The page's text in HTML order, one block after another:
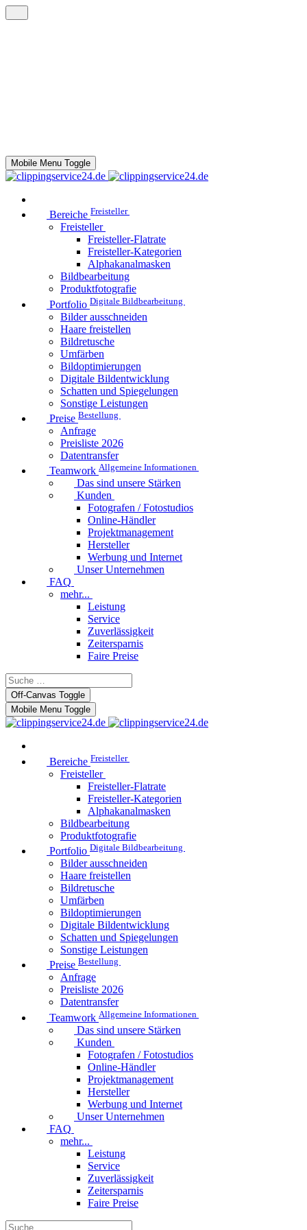
Mobile Menu Toggle
Bereiche Freisteller
Freisteller
Freisteller-Flatrate
Freisteller-Kategorien
Alphakanalmasken
Bildbearbeitung
Produktfotografie
Portfolio Digitale Bildbearbeitung
Bilder ausschneiden
Haare freistellen
Bildretusche
Umfärben
Bildoptimierungen
Digitale Bildentwicklung
Schatten und Spiegelungen
Sonstige Leistungen
Preise Bestellung
Anfrage
Preisliste 2026
Datentransfer
Teamwork Allgemeine Informationen
Das sind unsere Stärken
Kunden
Fotografen / Fotostudios
Online-Händler
Projektmanagement
Hersteller
Werbung und Internet
Unser Unternehmen
FAQ
mehr...
Leistung
Service
Zuverlässigkeit
Zeitersparnis
Faire Preise
Off-Canvas Toggle
Mobile Menu Toggle
Bereiche Freisteller
Freisteller
Freisteller-Flatrate
Freisteller-Kategorien
Alphakanalmasken
Bildbearbeitung
Produktfotografie
Portfolio Digitale Bildbearbeitung
Bilder ausschneiden
Haare freistellen
Bildretusche
Umfärben
Bildoptimierungen
Digitale Bildentwicklung
Schatten und Spiegelungen
Sonstige Leistungen
Preise Bestellung
Anfrage
Preisliste 2026
Datentransfer
Teamwork Allgemeine Informationen
Das sind unsere Stärken
Kunden
Fotografen / Fotostudios
Online-Händler
Projektmanagement
Hersteller
Werbung und Internet
Unser Unternehmen
FAQ
mehr...
Leistung
Service
Zuverlässigkeit
Zeitersparnis
Faire Preise